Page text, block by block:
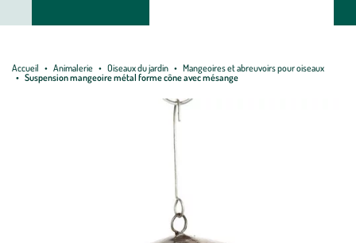
Accueil Animalerie Oiseaux du jardin
Mangeoires et abreuvoirs pour oiseaux
Suspension mangeoire métal forme cône avec mésange